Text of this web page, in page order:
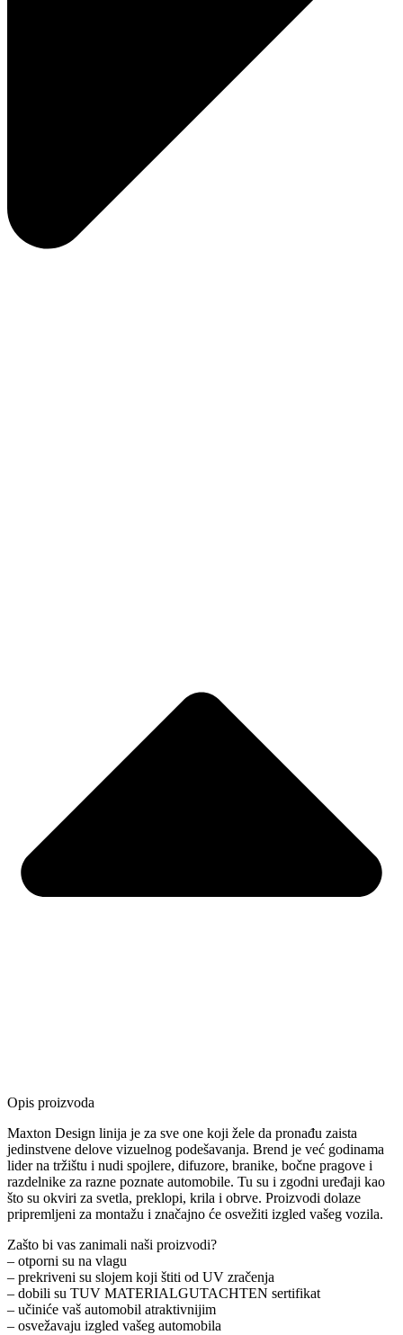
Opis proizvoda
Maxton Design linija je za sve one koji žele da pronađu zaista
jedinstvene delove vizuelnog podešavanja. Brend je već godinama
lider na tržištu i nudi spojlere, difuzore, branike, bočne pragove i
razdelnike za razne poznate automobile. Tu su i zgodni uređaji kao
što su okviri za svetla, preklopi, krila i obrve. Proizvodi dolaze
pripremljeni za montažu i značajno će osvežiti izgled vašeg vozila.
Zašto bi vas zanimali naši proizvodi?
– otporni su na vlagu
– prekriveni su slojem koji štiti od UV zračenja
– dobili su TUV MATERIALGUTACHTEN sertifikat
– učiniće vaš automobil atraktivnijim
– osvežavaju izgled vašeg automobila